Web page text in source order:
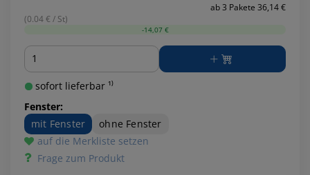
ab 3 Pakete 36,14 €
(0.04 € / St)
-14,07 €
Menge
sofort lieferbar ¹⁾
Fenster:
mit Fenster
ohne Fenster
auf die Merkliste setzen
Frage zum Produkt